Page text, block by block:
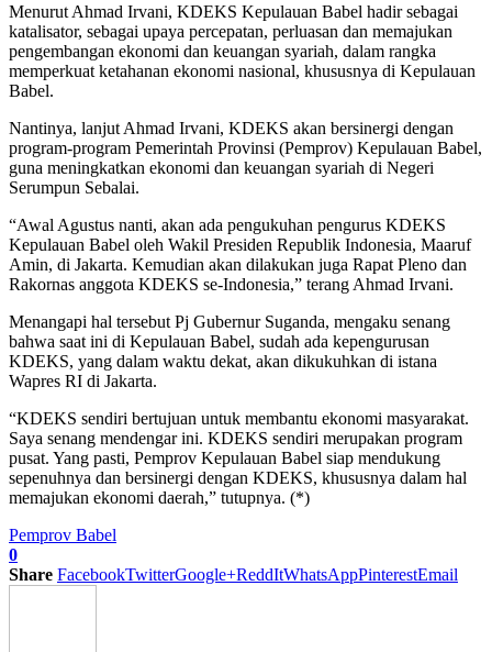
Menurut Ahmad Irvani, KDEKS Kepulauan Babel hadir sebagai
katalisator, sebagai upaya percepatan, perluasan dan memajukan
pengembangan ekonomi dan keuangan syariah, dalam rangka
memperkuat ketahanan ekonomi nasional, khususnya di Kepulauan
Babel.
Nantinya, lanjut Ahmad Irvani, KDEKS akan bersinergi dengan
program-program Pemerintah Provinsi (Pemprov) Kepulauan Babel,
guna meningkatkan ekonomi dan keuangan syariah di Negeri
Serumpun Sebalai.
“Awal Agustus nanti, akan ada pengukuhan pengurus KDEKS
Kepulauan Babel oleh Wakil Presiden Republik Indonesia, Maaruf
Amin, di Jakarta. Kemudian akan dilakukan juga Rapat Pleno dan
Rakornas anggota KDEKS se-Indonesia,” terang Ahmad Irvani.
Menangapi hal tersebut Pj Gubernur Suganda, mengaku senang
bahwa saat ini di Kepulauan Babel, sudah ada kepengurusan
KDEKS, yang dalam waktu dekat, akan dikukuhkan di istana
Wapres RI di Jakarta.
“KDEKS sendiri bertujuan untuk membantu ekonomi masyarakat.
Saya senang mendengar ini. KDEKS sendiri merupakan program
pusat. Yang pasti, Pemprov Kepulauan Babel siap mendukung
sepenuhnya dan bersinergi dengan KDEKS, khususnya dalam hal
memajukan ekonomi daerah,” tutupnya. (*)
Pemprov Babel
0
Share FacebookTwitterGoogle+ReddItWhatsAppPinterestEmail